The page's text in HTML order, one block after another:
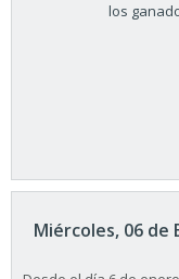
los
Miércoles, 06 de